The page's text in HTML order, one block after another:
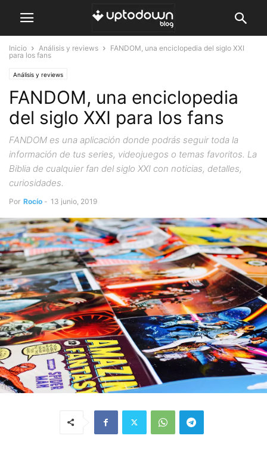
Inicio Análisis y reviews
FANDOM, una enciclopedia del siglo XXI
para los fans
Análisis y reviews
FANDOM, una enciclopedia
del siglo XXI para los fans
FANDOM es una aplicación donde podrás seguir toda la
información de tus series, videojuegos o temas favoritos. La
Biblia de cualquier fan del siglo XXI con noticias, detalles,
curiosidades.
Por Rocío - 13 junio, 2019